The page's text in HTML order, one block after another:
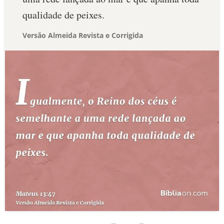
qualidade de peixes.
Versão Almeida Revista e Corrigida